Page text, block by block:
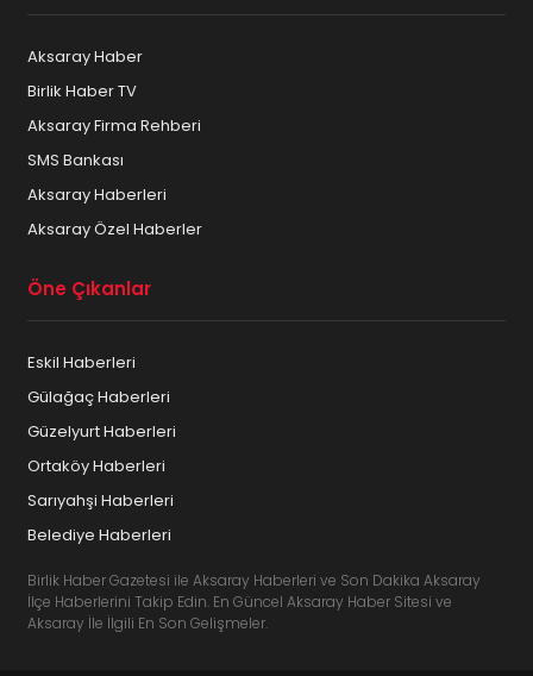
Aksaray Haber
Birlik Haber TV
Aksaray Firma Rehberi
SMS Bankası
Aksaray Haberleri
Aksaray Özel Haberler
Öne Çıkanlar
Eskil Haberleri
Gülağaç Haberleri
Güzelyurt Haberleri
Ortaköy Haberleri
Sarıyahşi Haberleri
Belediye Haberleri
Birlik Haber Gazetesi ile Aksaray Haberleri ve Son Dakika Aksaray
İlçe Haberlerini Takip Edin. En Güncel Aksaray Haber Sitesi ve
Aksaray İle İlgili En Son Gelişmeler.